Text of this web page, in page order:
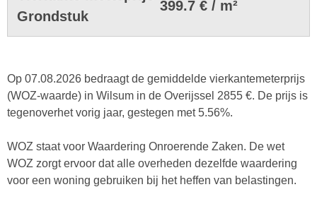
Grondstuk
399.7 € / m²
Op 07.08.2026 bedraagt de gemiddelde vierkantemeterprijs
(WOZ-waarde) in Wilsum in de Overijssel 2855 €. De prijs is
tegenoverhet vorig jaar, gestegen met 5.56%.
WOZ staat voor Waardering Onroerende Zaken. De wet
WOZ zorgt ervoor dat alle overheden dezelfde waardering
voor een woning gebruiken bij het heffen van belastingen.